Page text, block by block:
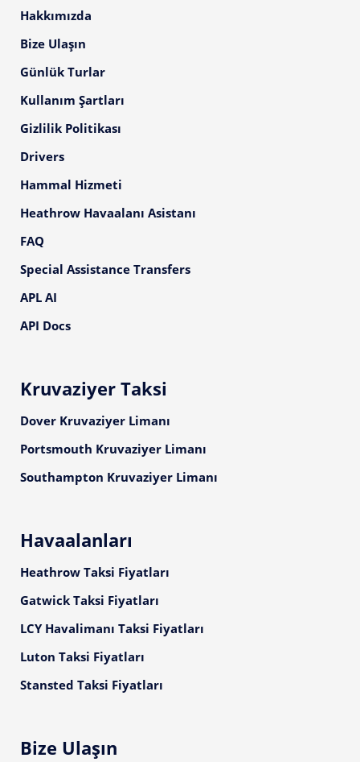
Hakkımızda
Bize Ulaşın
Günlük Turlar
Kullanım Şartları
Gizlilik Politikası
Drivers
Hammal Hizmeti
Heathrow Havaalanı Asistanı
FAQ
Special Assistance Transfers
APL AI
API Docs
Kruvaziyer Taksi
Dover Kruvaziyer Limanı
Portsmouth Kruvaziyer Limanı
Southampton Kruvaziyer Limanı
Havaalanları
Heathrow Taksi Fiyatları
Gatwick Taksi Fiyatları
LCY Havalimanı Taksi Fiyatları
Luton Taksi Fiyatları
Stansted Taksi Fiyatları
Bize Ulaşın